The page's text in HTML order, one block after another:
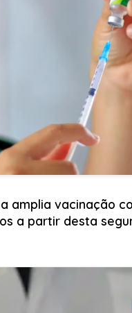
amplia vacinação
a partir desta